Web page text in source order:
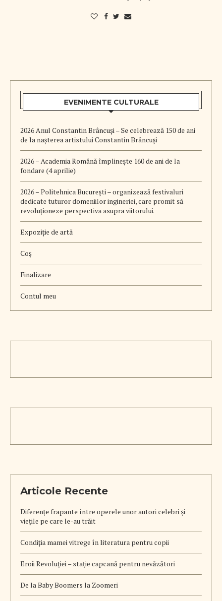
EVENIMENTE CULTURALE
2026 Anul Constantin Brâncuși – Se celebrează 150 de ani
de la nașterea artistului Constantin Brâncuși
2026 – Academia Română împlinește 160 de ani de la
fondare (4 aprilie)
2026 – Politehnica București – organizează festivaluri
dedicate tuturor domeniilor ingineriei, care promit să
revoluționeze perspectiva asupra viitorului.
Expoziție de artă
Coș
Finalizare
Contul meu
Articole Recente
Diferențe frapante între operele unor autori celebri și
viețile pe care le-au trăit
Condiția mamei vitrege în literatura pentru copii
Eroii Revoluției – stație capcană pentru nevăzători
De la Baby Boomers la Zoomeri